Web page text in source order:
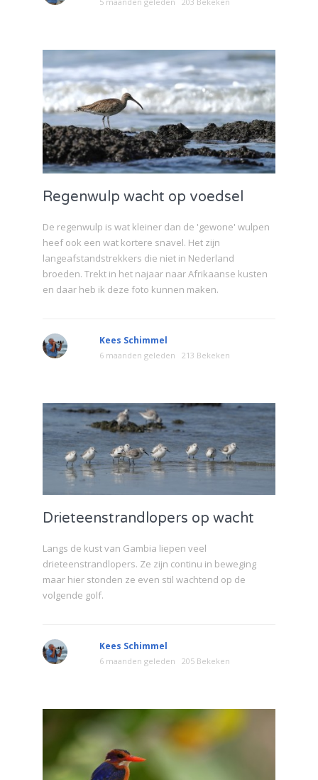
Regenwulp wacht op voedsel
De regenwulp is wat kleiner dan de 'gewone' wulpen
heef ook een wat kortere snavel. Het zijn
langeafstandstrekkers die niet in Nederland
broeden. Trekt in het najaar naar Afrikaanse kusten
en daar heb ik deze foto kunnen maken.
Kees Schimmel
6 maanden geleden 213 Bekeken
Drieteenstrandlopers op wacht
Langs de kust van Gambia liepen veel
drieteenstrandlopers. Ze zijn continu in beweging
maar hier stonden ze even stil wachtend op de
volgende golf.
Kees Schimmel
6 maanden geleden 205 Bekeken